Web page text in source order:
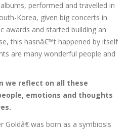
performed and travelled in
Korea, given big concerts in
awards and started building an
this hasnâ€™t happened by itself
are many wonderful people and
we reflect on all these
emotions and thoughts
was born as a symbiosis